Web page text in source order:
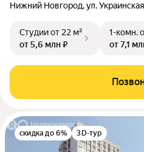
Нижний Новгород, ул. Украинская
Студииот 22 м²
от 5,6 млн ₽
1-комн.
от 7,1
скидка до 6% 3D-тур